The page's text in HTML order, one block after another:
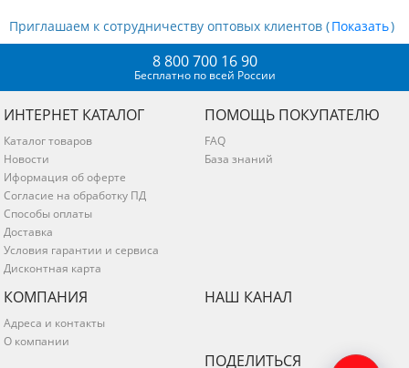
Приглашаем к сотрудничеству оптовых клиентов ( )
8 800 700 16 90
Бесплатно по всей России
ИНТЕРНЕТ КАТАЛОГ
Каталог товаров
Новости
Иформация об оферте
Согласие на обработку ПД
Способы оплаты
Доставка
Условия гарантии и сервиса
Дисконтная карта
ПОМОЩЬ ПОКУПАТЕЛЮ
FAQ
База знаний
КОМПАНИЯ
Адреса и контакты
О компании
НАШ КАНАЛ
ПОДЕЛИТЬСЯ